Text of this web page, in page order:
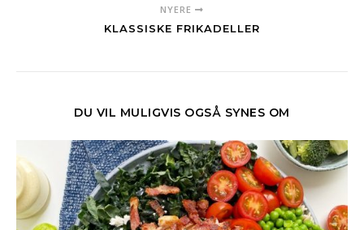
NYERE
KLASSISKE FRIKADELLER
DU VIL MULIGVIS OGSÅ SYNES OM